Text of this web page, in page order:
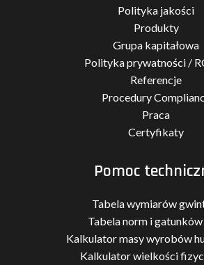
Polityka jakości
Produkty
Grupa kapitałowa
Polityka prywatności /
Referencje
Procedury
Praca
Certyfikaty
Pomoc
Tabela wymiarów
Tabela norm i
Kalkulator masy wyrobów
Kalkulator wielkości